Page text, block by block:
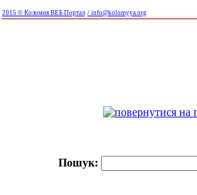
2015 © Коломия ВЕБ Портал / info@kolomyya.org
Пошук: